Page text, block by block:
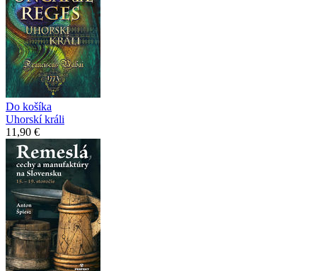
Do košíka
Uhorskí králi
11,90 €